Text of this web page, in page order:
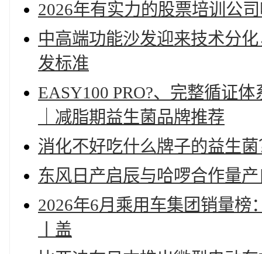
2026年有实力的股票培训公
中高端功能沙发迎来技术分
发标准
EASY100 PRO?、完整循证
｜减脂期益生菌品牌推荐
消化不好吃什么牌子的益生
东风日产启辰与哈啰合作量
2026年6月乘用车集团销量榜
丨盖